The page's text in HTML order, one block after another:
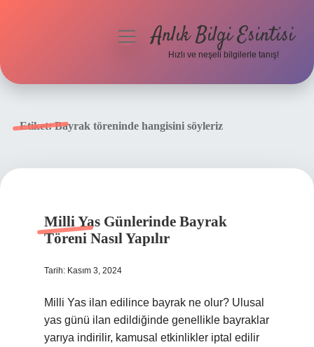
menüyüAnlık Bilgi Esintisi
Hızlı ve neşeli bilgilerle tanış!
Etiket:Bayrak töreninde hangisini söyleriz
Milli Yas Günlerinde Bayrak
Töreni Nasıl Yapılır
Tarih: Kasım 3, 2024
Milli Yas ilan edilince bayrak ne olur? Ulusal
yas günü ilan edildiğinde genellikle bayraklar
yarıya indirilir, kamusal etkinlikler iptal edilir